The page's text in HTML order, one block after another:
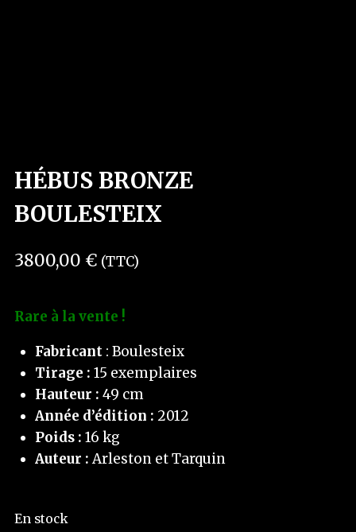
HÉBUS BRONZE
BOULESTEIX
3800,00 € (TTC)
Rare à la vente !
Fabricant: Boulesteix
Tirage : 15 exemplaires
Hauteur : 49 cm
Année d’édition : 2012
Poids : 16 kg
Auteur :Arleston et Tarquin
En stock